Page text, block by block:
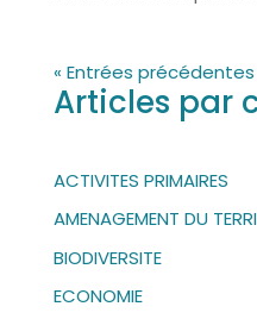
« Entrées précédentes
Articles par
ACTIVITES PRIMAIRES
AMENAGEMENT DU
BIODIVERSITE
ECONOMIE